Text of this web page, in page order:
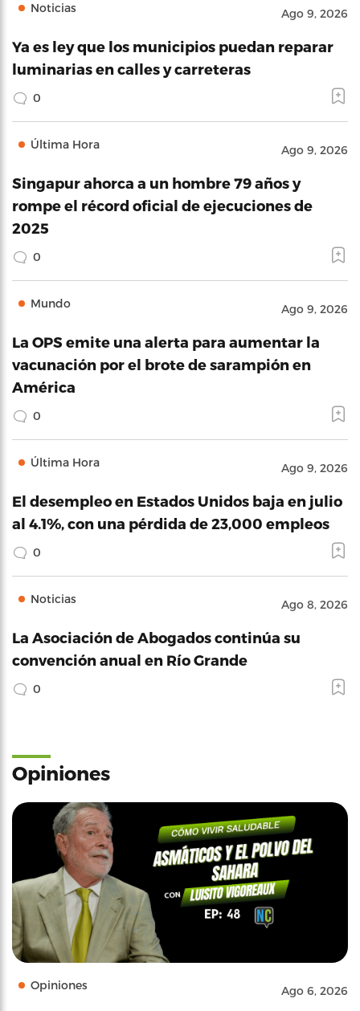
Noticias Ago 9, 2026
Ya es ley que los municipios puedan reparar
luminarias en calles y carreteras
0
Última Hora Ago 9, 2026
Singapur ahorca a un hombre 79 años y
rompe el récord oficial de ejecuciones de
2025
0
Mundo Ago 9, 2026
La OPS emite una alerta para aumentar la
vacunación por el brote de sarampión en
América
0
Última Hora Ago 9, 2026
El desempleo en Estados Unidos baja en julio
al 4.1%, con una pérdida de 23,000 empleos
0
Noticias Ago 8, 2026
La Asociación de Abogados continúa su
convención anual en Río Grande
0
Opiniones
Opiniones Ago 6, 2026